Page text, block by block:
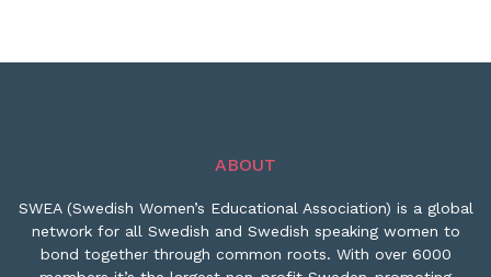
ABOUT
SWEA (Swedish Women’s Educational Association) is a global
network for all Swedish and Swedish speaking women to
bond together through common roots. With over 6000